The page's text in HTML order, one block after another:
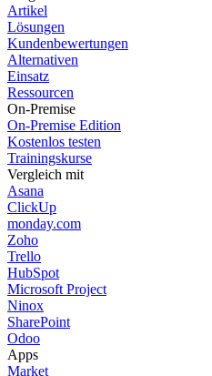
Artikel
Lösungen
Kundenbewertungen
Alternativen
Einsatz
Ressourcen
On-Premise
On-Premise Edition
Kostenlos testen
Trainingskurse
Vergleich mit
Asana
ClickUp
monday.com
Zoho
Trello
HubSpot
Microsoft Project
Ninox
SharePoint
Odoo
Apps
Market